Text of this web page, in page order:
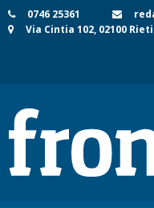
Skip
to
0746 25361
Via Cintia 102, 02100 Rieti